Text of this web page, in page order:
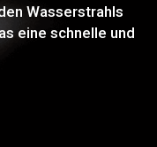
Wasserstrahls
eine schnelle und